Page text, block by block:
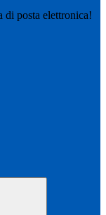
di posta elettronica!